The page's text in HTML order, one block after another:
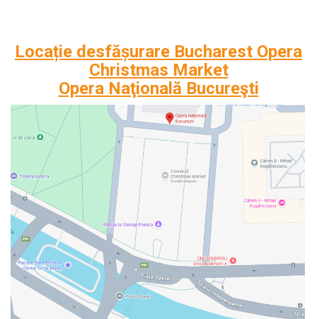
Locație desfășurare Bucharest Opera
Christmas Market
Opera Naţională Bucureşti